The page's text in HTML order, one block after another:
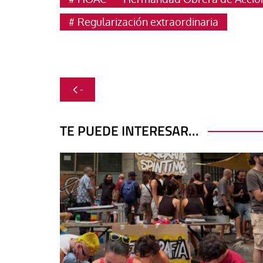
Regularización extraordinaria
Navegación
de -
TE PUEDE INTERESAR...